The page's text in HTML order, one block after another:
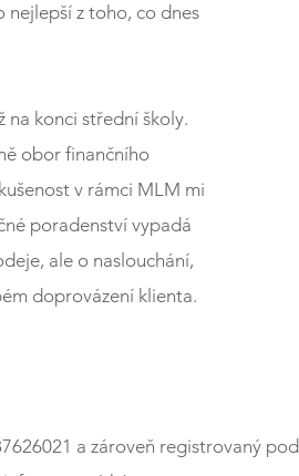
z toho, co dnes
na konci střední školy.
obor finančního
v rámci MLM mi
poradenství vypadá
ale o naslouchání,
doprovázení klienta.
a zároveň registrovaný pod